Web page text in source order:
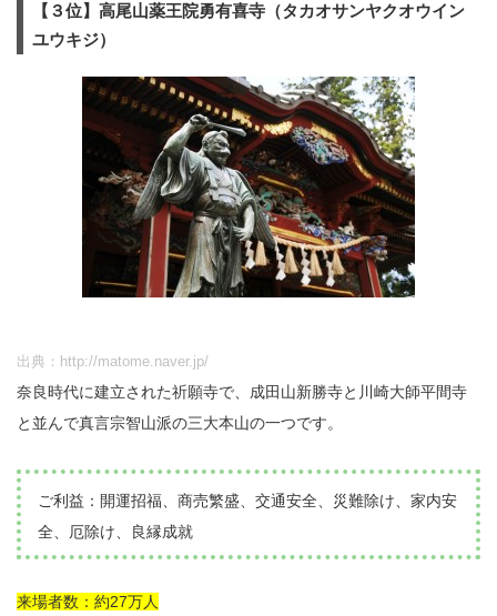
【３位】高尾山薬王院勇有喜寺（タカオサンヤクオウイン
ユウキジ）
出典：http://matome.naver.jp/
奈良時代に建立された祈願寺で、成田山新勝寺と川崎大師平間寺
と並んで真言宗智山派の三大本山の一つです。
ご利益：開運招福、商売繁盛、交通安全、災難除け、家内安
全、厄除け、良縁成就
来場者数：約27万人